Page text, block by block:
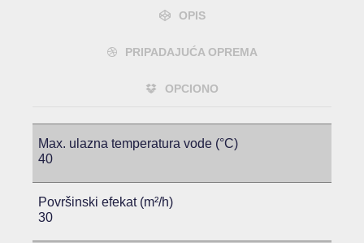
OPIS
PRIPADAJUĆA OPREMA
OPCIONO
Max. ulazna temperatura vode (°C)
40
Površinski efekat (m²/h)
30